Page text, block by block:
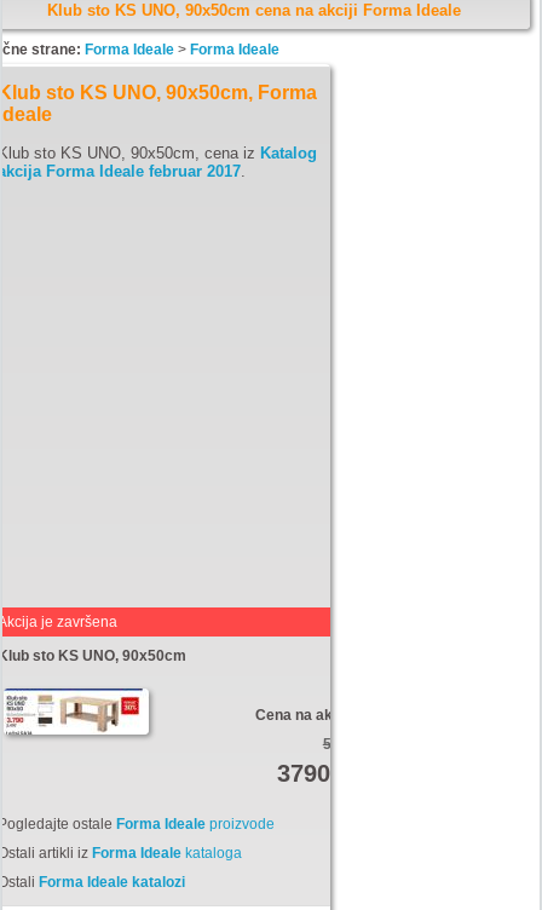
Klub sto KS UNO, 90x50cm cena na akciji Forma Ideale
strane: Forma Ideale> Forma Ideale
sto KS UNO, 90x50cm, Forma
sto KS UNO, 90x50cm, cena iz Katalog
Forma Ideale februar 2017.
je završena
sto KS UNO, 90x50cm
Cena na akciji:
5470
3790Din
ostale Forma Idealeproizvode
artikli iz Forma Idealekataloga
Forma Ideale katalozi